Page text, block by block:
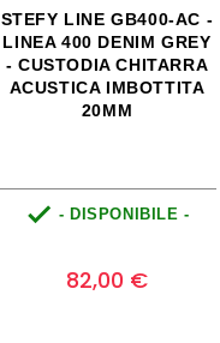
STEFY LINE GB400-AC -
LINEA 400 DENIM GREY
- CUSTODIA CHITARRA
ACUSTICA IMBOTTITA
20MM
 - DISPONIBILE -
82,00 €